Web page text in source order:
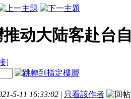
推动大陆客赴台
]
5-11 16:33:02 | 只看該作者